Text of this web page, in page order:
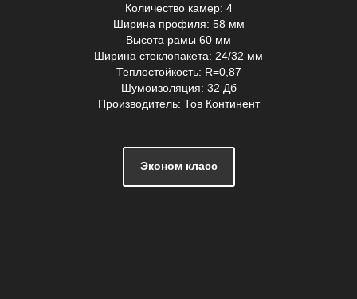
Количество камер: 4
Ширина профиля: 58 мм
Высота рамы 60 мм
Ширина стеклопакета: 24/32 мм
Теплостойкость: R=0,87
Шумоизоляция: 32 Дб
Производитель: Тов Континент
Эконом класс